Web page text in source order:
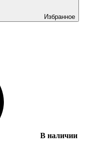
Избранное
В наличии